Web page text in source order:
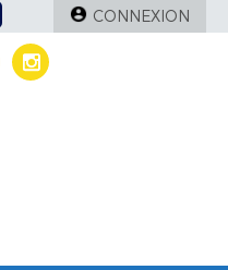
CONNEXION